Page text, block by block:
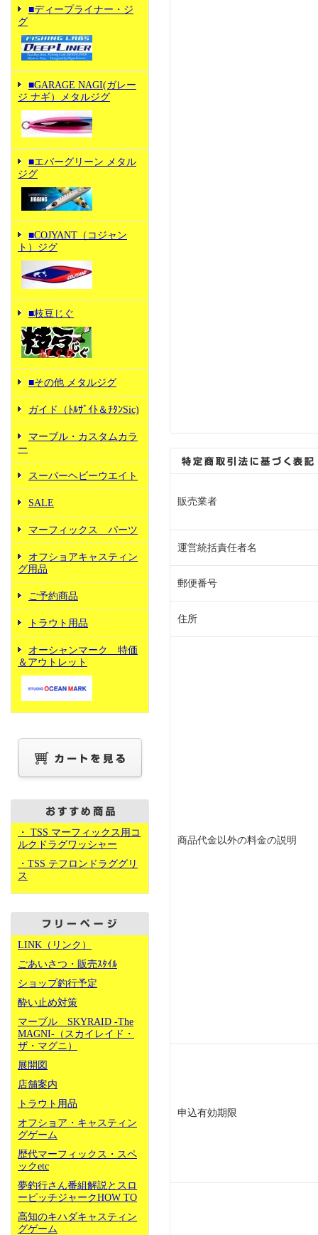
■ディープライナー・ジ
グ
■GARAGE NAGI(ガレー
ジ ナギ）メタルジグ
■エバーグリーン メタル
ジグ
■COJYANT（コジャン
ト）ジグ
■枝豆じぐ
■その他 メタルジグ
ガイド（ﾄﾙｻﾞｲﾄ＆ﾁﾀﾝSic)
マーブル・カスタムカラ
ー
スーパーヘビーウエイト
SALE
マーフィックス パーツ
オフショアキャスティン
グ用品
ご予約商品
トラウト用品
オーシャンマーク 特価
＆アウトレット
・ TSS マーフィックス用コ
ルクドラグワッシャー
・TSS テフロンドラググリ
ス
LINK（リンク）
ごあいさつ・販売ｽﾀｲﾙ
ショップ釣行予定
酔い止め対策
マーブル SKYRAID -The
MAGNI-（スカイレイド・
ザ・マグニ）
展開図
店舗案内
トラウト用品
オフショア・キャスティン
グゲーム
歴代マーフィックス・スペ
ックetc
夢釣行さん番組解説とスロ
ーピッチジャークHOW TO
高知のキハダキャスティン
グゲーム
販売業者
運営統括責任者名
郵便番号
住所
商品代金以外の料金の説明
申込有効期限